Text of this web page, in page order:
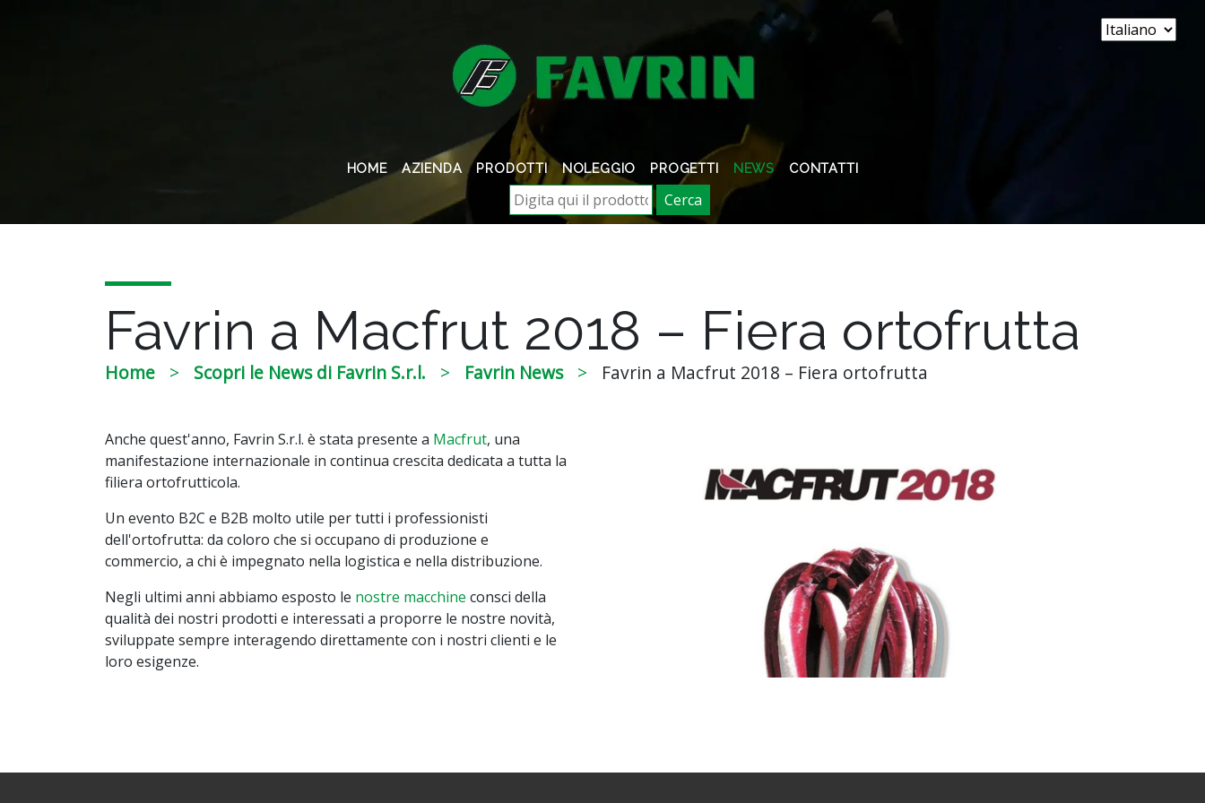
HOME AZIENDA PRODOTTI NOLEGGIO PROGETTI NEWS CONTATTI
Cerca
Favrin a Macfrut 2018 – Fiera ortofrutta
Home Scopri le News di Favrin S.r.l. Favrin News Favrin a Macfrut 2018 – Fiera ortofrutta
Anche quest'anno, Favrin S.r.l. è stata presente a Macfrut, una
manifestazione internazionale in continua crescita dedicata a tutta la
filiera ortofrutticola.
Un evento B2C e B2B molto utile per tutti i professionisti
dell'ortofrutta: da coloro che si occupano di produzione e
commercio, a chi è impegnato nella logistica e nella distribuzione.
Negli ultimi anni abbiamo esposto le nostre macchine consci della
qualità dei nostri prodotti e interessati a proporre le nostre novità,
sviluppate sempre interagendo direttamente con i nostri clienti e le
loro esigenze.